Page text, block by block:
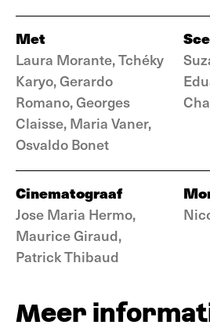
Met
Laura Morante, Tchéky
Karyo, Gerardo
Romano, Georges
Claisse, Maria Vaner,
Osvaldo Bonet
Cinematograaf
Jose Maria Hermo,
Maurice Giraud,
Patrick Thibaud
Meer